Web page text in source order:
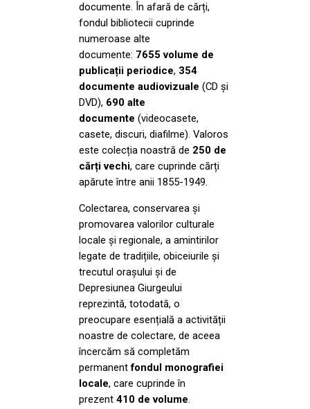
documente. În afară de cărți,
fondul bibliotecii cuprinde
numeroase alte
documente: 7655 volume de
publicații periodice, 354
documente audiovizuale (CD și
DVD), 690 alte
documente (videocasete,
casete, discuri, diafilme). Valoros
este colecția noastră de 250 de
cărți vechi, care cuprinde cărți
apărute între anii 1855-1949.
Colectarea, conservarea și
promovarea valorilor culturale
locale și regionale, a amintirilor
legate de tradițiile, obiceiurile și
trecutul orașului și de
Depresiunea Giurgeului
reprezintă, totodată, o
preocupare esențială a activității
noastre de colectare, de aceea
încercăm să completăm
permanentfondul monografiei
locale, care cuprinde în
prezent 410 de volume.